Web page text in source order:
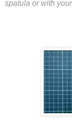
spatula or with